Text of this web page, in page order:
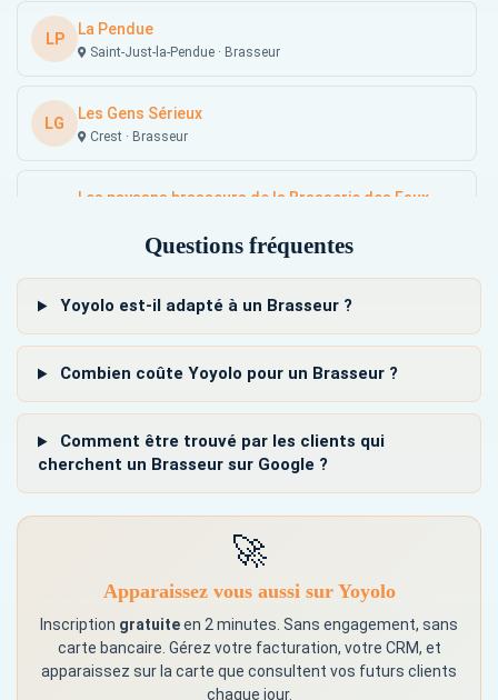
LP
La Pendue
Saint-Just-la-Pendue · Brasseur
LG
Les Gens Sérieux
Crest · Brasseur
Les paysans brasseurs de la Brasserie des Faux
Saint-Victor-de-Cessieu · Brasseur
Questions fréquentes
Yoyolo est-il adapté à un Brasseur ?
Combien coûte Yoyolo pour un Brasseur ?
Comment être trouvé par les clients qui
cherchent un Brasseur sur Google ?
🚀
Apparaissez vous aussi sur Yoyolo
Inscription gratuiteen 2 minutes. Sans engagement, sans
carte bancaire. Gérez votre facturation, votre CRM, et
apparaissez sur la carte que consultent vos futurs clients
chaque jour.